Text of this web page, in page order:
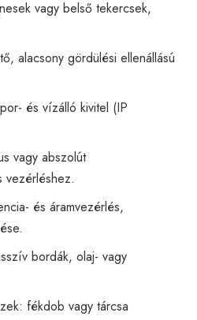
vagy belső tekercsek,
alacsony gördülési ellenállású
és vízálló kivitel (IP
vagy abszolút
és áramvezérlés,
bordák, olaj- vagy
fékdob vagy tárcsa